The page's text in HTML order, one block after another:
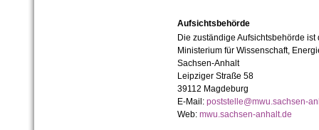
Aufsichtsbehörde
Die zuständige Aufsichtsbehörde ist
Ministerium für Wissenschaft,
Sachsen-Anhalt
Leipziger Straße 58
39112 Magdeburg
E-Mail: poststelle@mwu.sachsen-
Web: mwu.sachsen-anhalt.de